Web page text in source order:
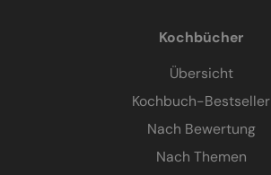
Kochbücher
Übersicht
Kochbuch-Bestseller
Nach Bewertung
Nach Themen